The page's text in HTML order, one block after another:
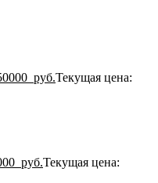
руб.Текущая цена:
руб.Текущая цена: